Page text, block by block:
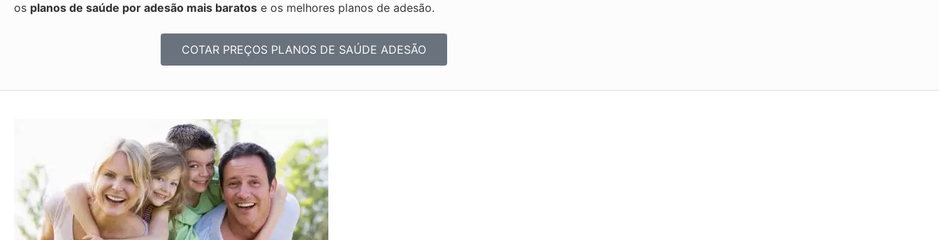
os planos de saúde por adesão mais baratos e os melhores planos de adesão.
COTAR PREÇOS PLANOS DE SAÚDE ADESÃO